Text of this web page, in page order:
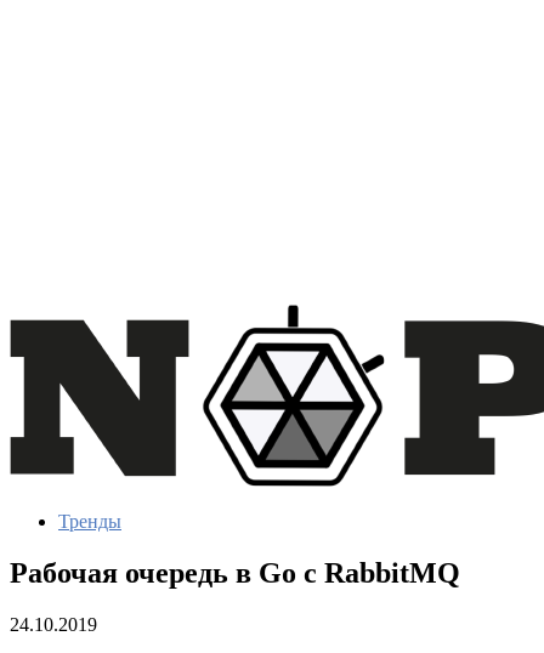
Тренды
Рабочая очередь в Go с RabbitMQ
24.10.2019